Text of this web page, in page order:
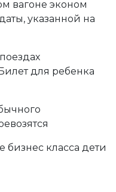
вагоне эконом
указанной на
для ребенка
бизнес класса дети